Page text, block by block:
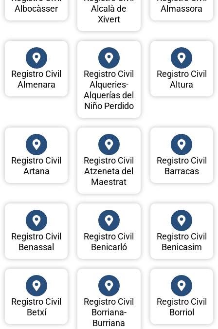
Albocàsser
Alcalà de
Xivert
Almassora
Registro Civil
Almenara
Registro Civil
Alqueries-
Alquerías del
Niño Perdido
Registro Civil
Altura
Registro Civil
Artana
Registro Civil
Atzeneta del
Maestrat
Registro Civil
Barracas
Registro Civil
Benassal
Registro Civil
Benicarló
Registro Civil
Benicasim
Registro Civil
Betxí
Registro Civil
Borriana-
Burriana
Registro Civil
Borriol